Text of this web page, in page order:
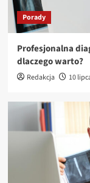
3
Porady
Profesjonalna
dlaczego warto?
Redakcja 10